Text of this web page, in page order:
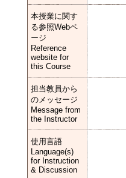
本授業に関す
る参照Webペ
ージ
Reference
website for
this Course
担当教員から
のメッセージ
Message from
the Instructor
使用言語
Language(s)
for Instruction
& Discussion